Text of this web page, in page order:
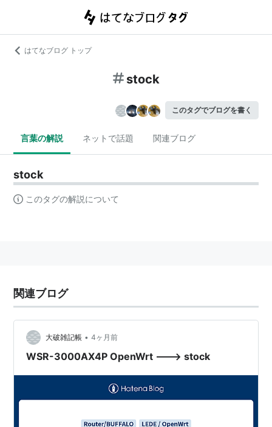
はてなブログ トップ
stock
このタグでブログを書く
言葉の解説 ネットで話題 関連ブログ
stock
このタグの解説について
関連ブログ
大破雑記帳 • 4ヶ月前
WSR-3000AX4P OpenWrt ---> stock